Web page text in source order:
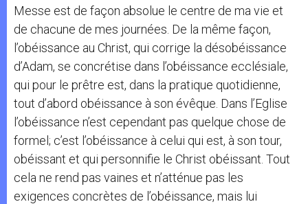
Messe est de façon absolue le centre de ma vie et
de chacune de mes journées. De la même façon,
l’obéissance au Christ, qui corrige la désobéissance
d’Adam, se concrétise dans l’obéissance ecclésiale,
qui pour le prêtre est, dans la pratique quotidienne,
tout d’abord obéissance à son évêque. Dans l’Eglise
l’obéissance n’est cependant pas quelque chose de
formel; c’est l’obéissance à celui qui est, à son tour,
obéissant et qui personnifie le Christ obéissant. Tout
cela ne rend pas vaines et n’atténue pas les
exigences concrètes de l’obéissance, mais lui